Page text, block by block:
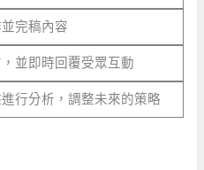
完稿內容
並即時回覆受眾互動
行分析，調整未來的策略